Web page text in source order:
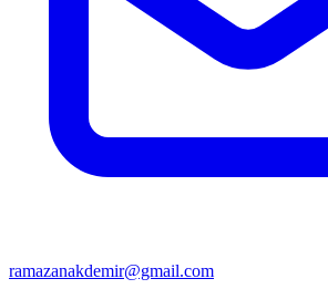
ramazanakdemir@gmail.com